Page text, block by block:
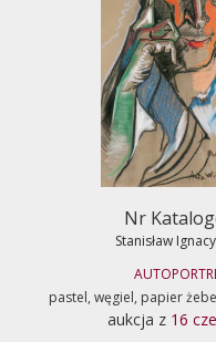
Nr
Stanisław
pastel, węgiel, papier
aukcja z 16